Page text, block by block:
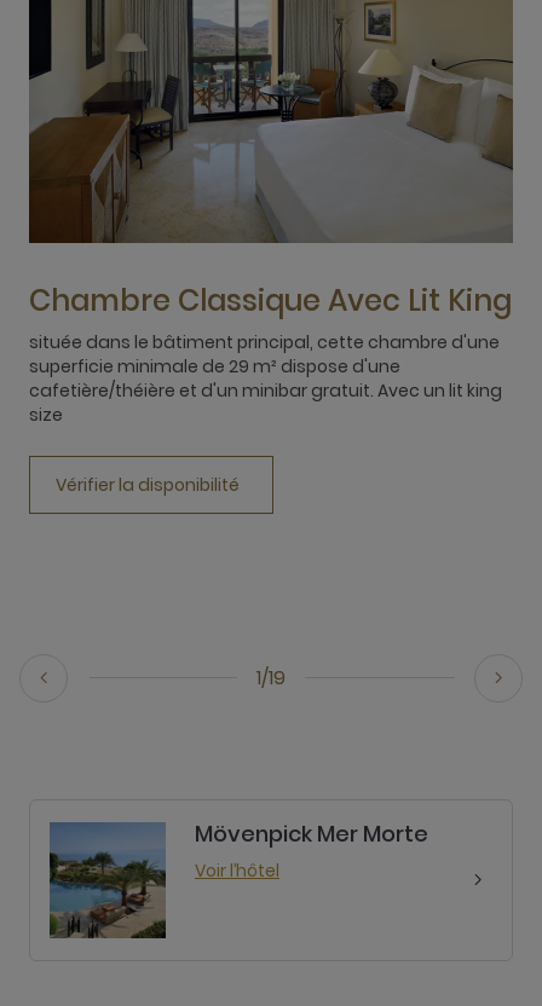
1/19
Chambre Classique Avec Lit King
située dans le bâtiment principal, cette chambre d'une
superficie minimale de 29 m² dispose d'une
cafetière/théière et d'un minibar gratuit. Avec un lit king
size
Vérifier la disponibilité
Mövenpick Mer Morte
Voir l’hôtel